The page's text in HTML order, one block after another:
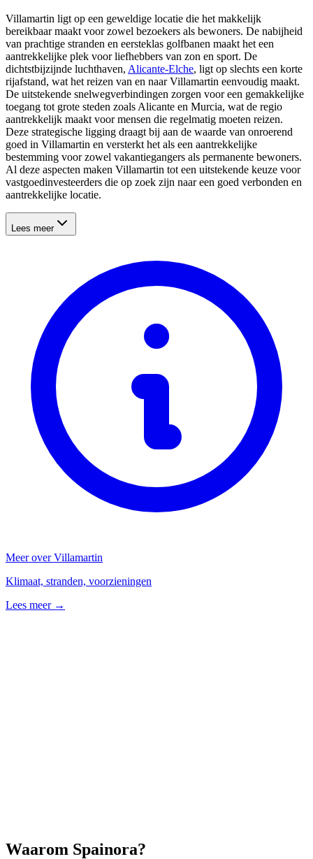
Villamartin ligt op een geweldige locatie die het makkelijk
bereikbaar maakt voor zowel bezoekers als bewoners. De nabijheid
van prachtige stranden en eersteklas golfbanen maakt het een
aantrekkelijke plek voor liefhebbers van zon en sport. De
dichtstbijzijnde luchthaven, Alicante-Elche, ligt op slechts een korte
rijafstand, wat het reizen van en naar Villamartin eenvoudig maakt.
De uitstekende snelwegverbindingen zorgen voor een gemakkelijke
toegang tot grote steden zoals Alicante en Murcia, wat de regio
aantrekkelijk maakt voor mensen die regelmatig moeten reizen.
Deze strategische ligging draagt bij aan de waarde van onroerend
goed in Villamartin en versterkt het als een aantrekkelijke
bestemming voor zowel vakantiegangers als permanente bewoners.
Al deze aspecten maken Villamartin tot een uitstekende keuze voor
vastgoedinvesteerders die op zoek zijn naar een goed verbonden en
aantrekkelijke locatie.
Lees meer
Meer over Villamartin
Klimaat, stranden, voorzieningen
Lees meer →
Waarom Spainora?